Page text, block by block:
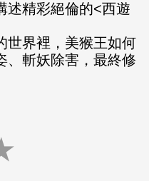
述精彩絕倫的<西遊
世界裡，美猴王如何
、斬妖除害，最終修